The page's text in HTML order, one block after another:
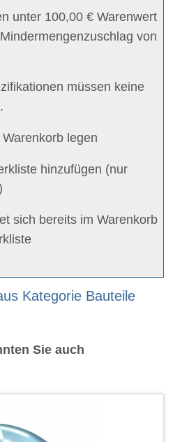
unter 100,00 € Warenwert
von
müssen keine
legen
hinzufügen (nur
sich bereits im Warenkorb
Kategorie Bauteile
Sie auch